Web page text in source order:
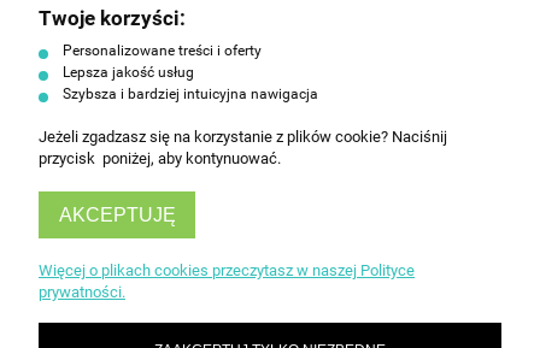
ZAPISZ SIĘ
Twoje korzyści:
Personalizowane treści i oferty
Lepsza jakość usług
Szybsza i bardziej intuicyjna nawigacja
Jeżeli zgadzasz się na korzystanie z plików cookie? Naciśnij
przycisk poniżej, aby kontynuować.
AKCEPTUJĘ
Więcej o plikach cookies przeczytasz w naszej Polityce
prywatności.